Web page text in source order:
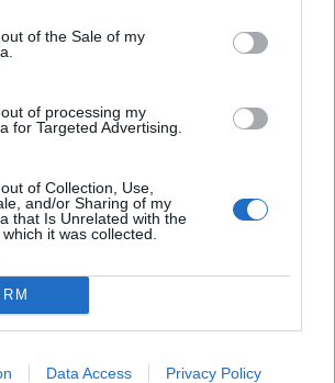
of the Sale of my
of processing my
for Targeted Advertising.
of Collection, Use,
and/or Sharing of my
that Is Unrelated with the
it was collected.
Data Access Privacy Policy
την πολιτική απορρήτου
X